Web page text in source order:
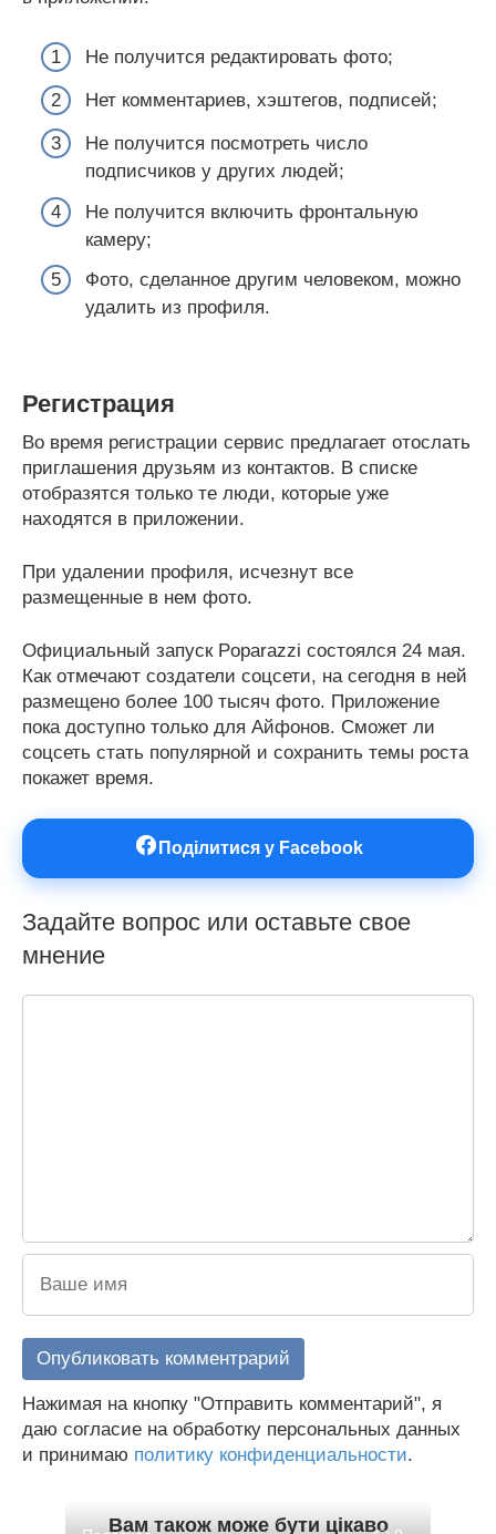
Не получится редактировать фото;
Нет комментариев, хэштегов, подписей;
Не получится посмотреть число
подписчиков у других людей;
Не получится включить фронтальную
камеру;
Фото, сделанное другим человеком, можно
удалить из профиля.
Регистрация
Во время регистрации сервис предлагает отослать
приглашения друзьям из контактов. В списке
отобразятся только те люди, которые уже
находятся в приложении.
При удалении профиля, исчезнут все
размещенные в нем фото.
Официальный запуск Poparazzi состоялся 24 мая.
Как отмечают создатели соцсети, на сегодня в ней
размещено более 100 тысяч фото. Приложение
пока доступно только для Айфонов. Сможет ли
соцсеть стать популярной и сохранить темы роста
покажет время.
Поділитися у Facebook
Задайте вопрос или оставьте свое
мнение
Нажимая на кнопку "Отправить комментарий", я
даю согласие на обработку персональных данных
и принимаю политику конфиденциальности.
Вам також може бути цікаво